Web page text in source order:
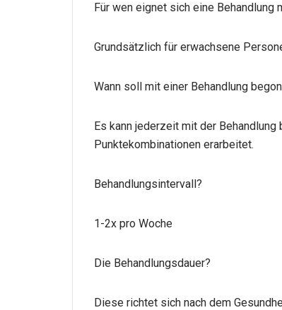
Für wen eignet sich eine Behandlung
Grundsätzlich für erwachsene
Wann soll mit einer Behandlung
Es kann jederzeit mit der
Punktekombinationen erarbeitet.
Behandlungsintervall?
1-2x pro Woche
Die Behandlungsdauer?
Diese richtet sich nach dem